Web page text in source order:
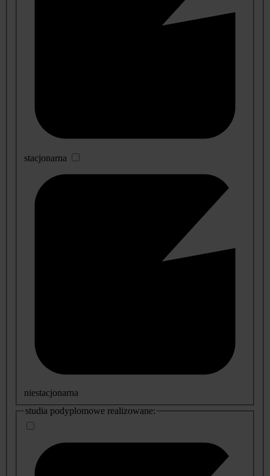
stacjonarna
niestacjonarna
studia podyplomowe realizowane: